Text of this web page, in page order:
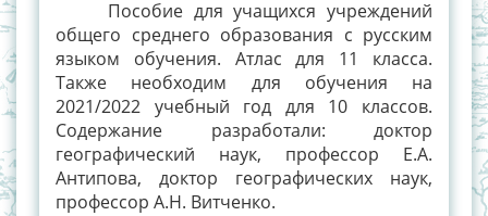
Пособие для учащихся учреждений
общего среднего образования с русским
языком обучения. Атлас для 11 класса.
Также необходим для обучения на
2021/2022 учебный год для 10 классов.
Содержание разработали: доктор
географический наук, профессор Е.А.
Антипова, доктор географических наук,
профессор А.Н. Витченко.